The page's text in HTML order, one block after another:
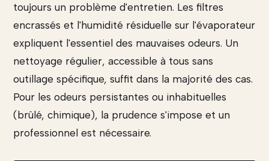
toujours un problème d'entretien. Les filtres
encrassés et l'humidité résiduelle sur l'évaporateur
expliquent l'essentiel des mauvaises odeurs. Un
nettoyage régulier, accessible à tous sans
outillage spécifique, suffit dans la majorité des cas.
Pour les odeurs persistantes ou inhabituelles
(brûlé, chimique), la prudence s'impose et un
professionnel est nécessaire.